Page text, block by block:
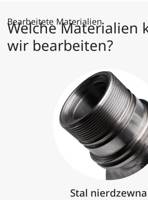
Bearbeitete Materialien
Welche Materialien
wir bearbeiten?
Stal nierdzewna